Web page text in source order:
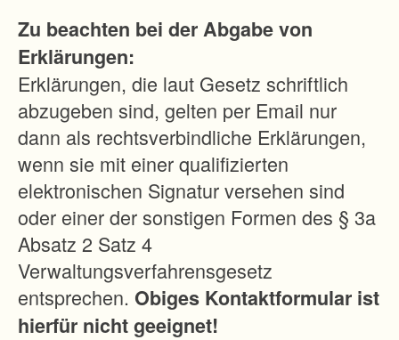
Zu beachten bei der Abgabe von
Erklärungen:
Erklärungen, die laut Gesetz schriftlich
abzugeben sind, gelten per Email nur
dann als rechtsverbindliche Erklärungen,
wenn sie mit einer qualifizierten
elektronischen Signatur versehen sind
oder einer der sonstigen Formen des § 3a
Absatz 2 Satz 4
Verwaltungsverfahrensgesetz
entsprechen. Obiges Kontaktformular ist
hierfür nicht geeignet!